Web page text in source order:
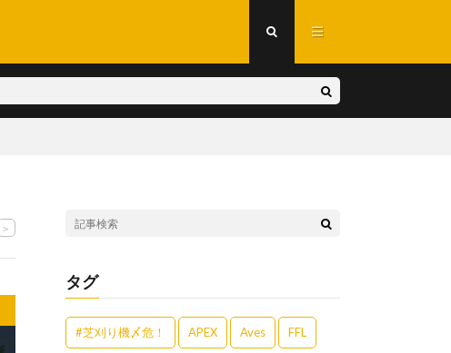
>
タグ
#芝刈り機〆危！ APEX Aves FFL